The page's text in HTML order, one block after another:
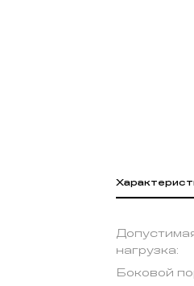
нагрузка:
Боковой